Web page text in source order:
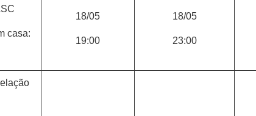
casa:
18/05
19:00
18/05
23:00